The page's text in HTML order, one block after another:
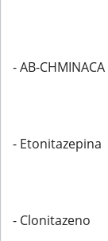
- AB-CHMINACA
- Etonitazepina
- Clonitazeno